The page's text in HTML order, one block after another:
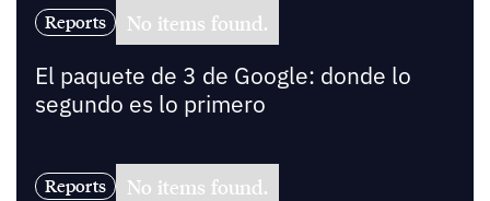
Reports No items found.
El paquete de 3 de Google: donde lo
segundo es lo primero
Reports No items found.